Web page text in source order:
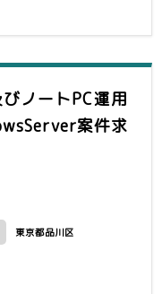
。
フショアへ引継ぎ
間限定の対応となり
しては、数か月に
運用マニュアルの
る。
ノートPC運用
案件求
東京都品川区